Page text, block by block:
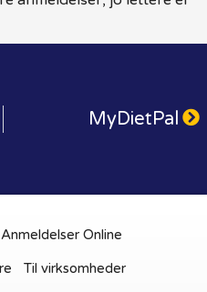
MyDietPal
Online
Til virksomheder